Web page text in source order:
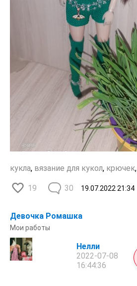
кукла, вязание для кукол, крючек,
19 19.07.2022 21:34
30
Девочка Ромашка
Мои работы
Нелли
2022-07-08
16:44:36